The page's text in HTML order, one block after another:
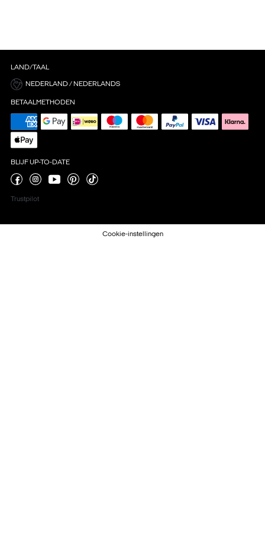
LAND/TAAL
NEDERLAND / NEDERLANDS
BETAALMETHODEN
BLIJF UP-TO-DATE
Trustpilot
Cookie-instellingen